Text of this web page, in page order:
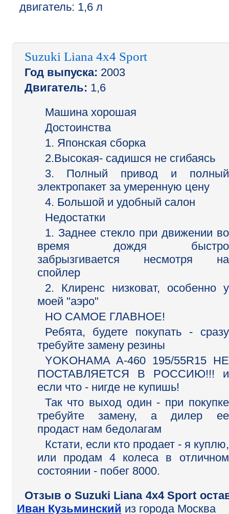
двигатель: 1,6 л
Suzuki Liana 4x4 Sport
Год выпуска: 2003
Двигатель: 1,6
Машина хорошая
Достоинства
1. Японская сборка
2.Высокая- садишся не сгибаясь
3. Полный привод и полный
электропакет за умеренную цену
4. Большой и удобный салон
Недостатки
1. Заднее стекло при движении во
время дождя быстро
забрызгивается несмотря на
спойлер
2. Клиренс низковат, особенно у
моей "аэро"
НО САМОЕ ГЛАВНОЕ!
Ребята, будете покупать - сразу
требуйте замену резины
YOKOHAMA A-460 195/55R15 НЕ
ПОСТАВЛЯЕТСЯ В РОССИЮ!!! и
если что - нигде не купишь!
Так что выход один - при покупке
требуйте замену, а дилер ее
продаст нам бедолагам
Кстати, если кто продает - я куплю,
или продам 4 колеса в отличном
состоянии - побег 8000.
Отзыв o Suzuki Liana 4x4 Sport
Иван Кузьминский из города Москва